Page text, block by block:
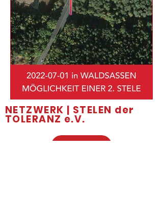
NETZWERK | STELEN der
TOLERANZ e.V.